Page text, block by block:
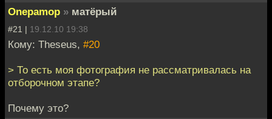
Onepamop » матёрый
#21 | 19.12.10 19:38
Кому: Theseus, #20
> То есть моя фотография не рассматривалась на
отборочном этапе?
Почему это?